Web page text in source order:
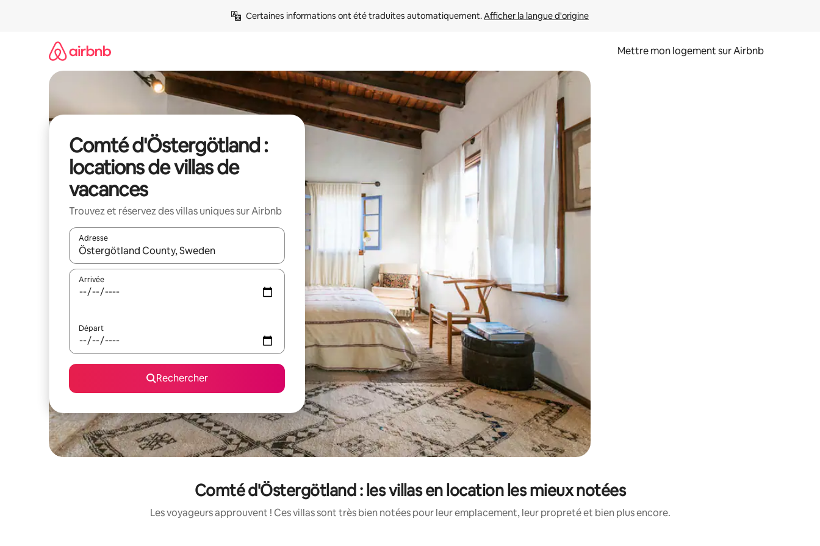
Certaines informations ont été traduites automatiquement. Afficher la langue d'origine
Mettre mon logement sur Airbnb
Comté d'Östergötland :
locations de villas de
vacances
Trouvez et réservez des villas uniques sur Airbnb
Adresse
Lorsque les résultats s'affichent, utilisez les flèches vers le haut et vers le bas pour les parcourir ou en appuyant et en faisant glisser.
Arrivée
Départ
Rechercher
Comté d'Östergötland : les villas en location les mieux notées
Les voyageurs approuvent ! Ces villas sont très bien notées pour leur emplacement, leur propreté et bien plus encore.